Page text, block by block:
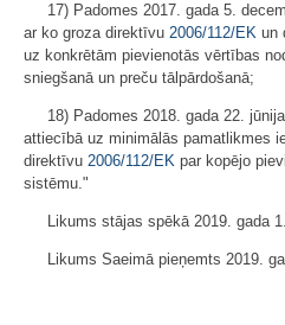
17) Padomes 2017. gada 5.
ar ko groza direktīvu 2006/112/EK un
uz konkrētām pievienotās vērtības
sniegšanā un preču tālpārdošanā;
18) Padomes 2018. gada 22.
attiecībā uz minimālās pamatlikmes
direktīvu 2006/112/EK par kopējo
sistēmu."
Likums stājas spēkā 2019. gada
Likums Saeimā pieņemts 2019.